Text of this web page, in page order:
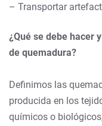
– Transportar
¿Qué se debe hacer
de quemadura?
Definimos las
producida en los
químicos o